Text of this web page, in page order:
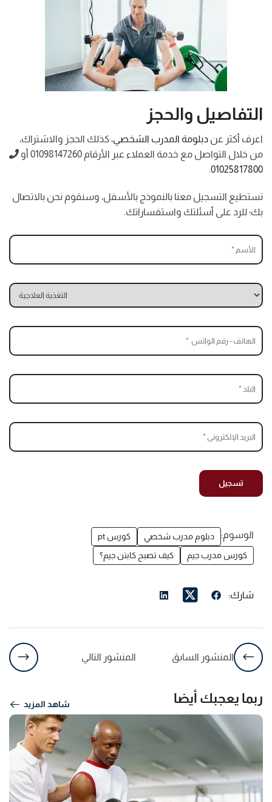
التفاصيل والحجز
اعرف أكثر عن دبلومة المدرب الشخصي، كذلك الحجز والاشتراك،
من خلال التواصل مع خدمة العملاء عبر الأرقام 01098147260 أو
01025817800
.
تستطيع التسجيل معنا بالنموذج بالأسفل، وسنقوم نحن بالاتصال
بك؛ للرد على أسئلتك واستفساراتك.
الوسوم: دبلوم مدرب شخصي
كورس pt
كورس مدرب جيم
كيف تصبح كابتن جيم؟
شارك:
المنشور السابق المنشور التالي
ربما يعجبك أيضا شاهد المزيد